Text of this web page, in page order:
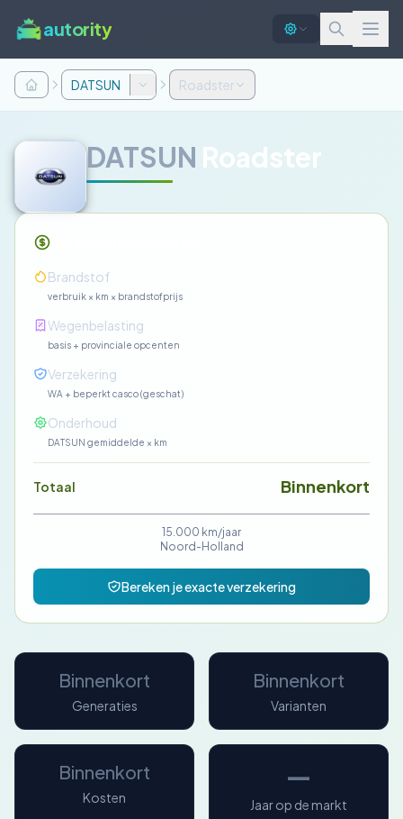
autority
DATSUN Roadster
DATSUN Roadster
Brandstof
verbruik × km × brandstofprijs
Wegenbelasting
basis + provinciale opcenten
Verzekering
WA + beperkt casco (geschat)
Onderhoud
DATSUN gemiddelde × km
Totaal Binnenkort
15.000 km/jaar
Noord-Holland
Bereken je exacte verzekering
Binnenkort
Generaties
Binnenkort
Varianten
Binnenkort
Kosten
—
Jaar op de markt